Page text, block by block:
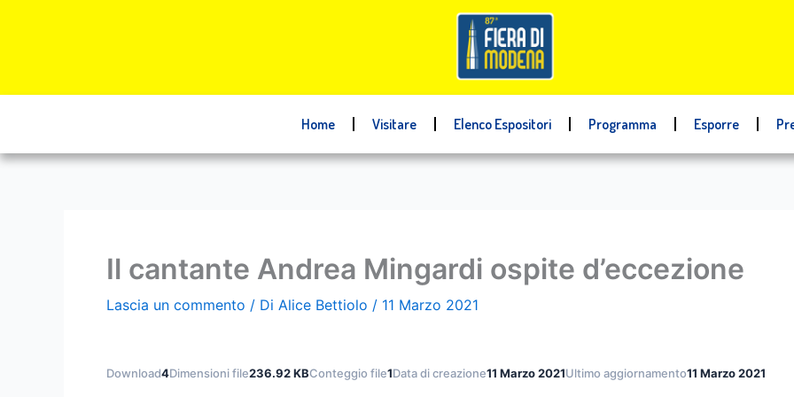
Home Visitare Elenco Espositori Programma Esporre
Il cantante Andrea Mingardi ospite d’eccezione
Lascia un commento / Di Alice Bettiolo / 11 Marzo 2021
Download4Dimensioni file236.92 KBConteggio file1Data di creazione11 Marzo 2021Ultimo aggiornamento11 Marzo 2021